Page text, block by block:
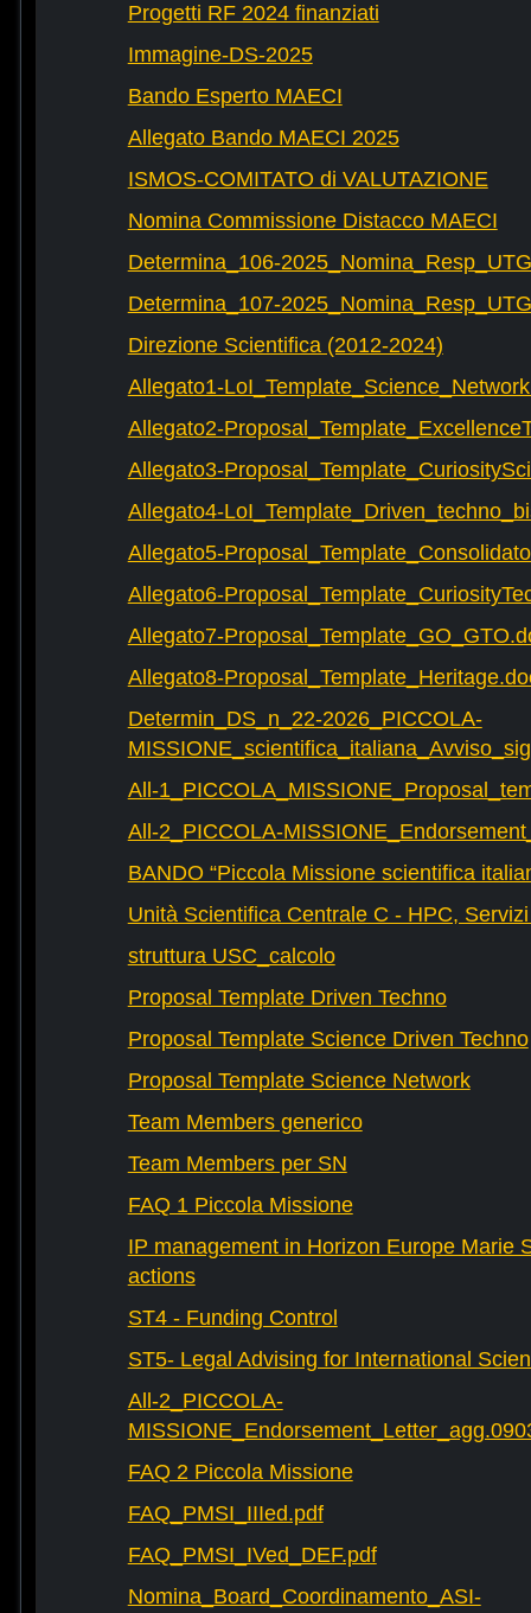
Progetti RF 2024 finanziati
Immagine-DS-2025
Bando Esperto MAECI
Allegato Bando MAECI 2025
ISMOS-COMITATO di VALUTAZIONE
Nomina Commissione Distacco MAECI
Determina_106-
Determina_107-
Direzione Scientifica (2012-2024)
Allegato1-
Allegato2-
Allegato3-
Allegato4-
Allegato5-
Allegato6-
Allegato7-
Allegato8-
Determin_DS_n_22-2026_PICCOLA-
All-
All-2_PICCOLA-
BANDO “Piccola Missione scientifica
Unità Scientifica Centrale C - HPC,
struttura USC_calcolo
Proposal Template Driven Techno
Proposal Template Science Driven Techno
Proposal Template Science Network
Team Members generico
Team Members per SN
FAQ 1 Piccola Missione
IP management in Horizon Europe Marie
actions
ST4 - Funding Control
ST5- Legal Advising for International
All-2_PICCOLA-
FAQ 2 Piccola Missione
FAQ_PMSI_IIIed.pdf
FAQ_PMSI_IVed_DEF.pdf
Nomina_Board_Coordinamento_ASI-